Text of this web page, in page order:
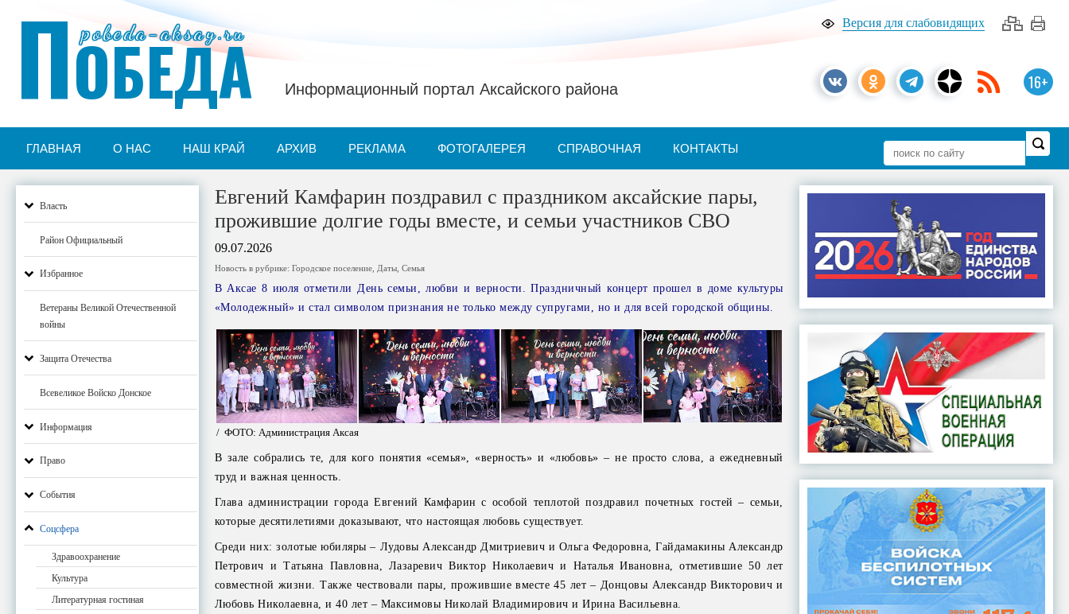
Версия для слабовидящих
16+
pobeda-aksay.ru
ПОБЕДА Информационный портал Аксайского района
ГЛАВНАЯ О НАС НАШ КРАЙ АРХИВ РЕКЛАМА ФОТОГАЛЕРЕЯ СПРАВОЧНАЯ КОНТАКТЫ
Власть
Район Официальный
Избранное
Ветераны Великой Отечественной
войны
Защита Отечества
Всевеликое Войско Донское
Информация
Право
События
Соцсфера
Здравоохранение
Культура
Литературная гостиная
Евгений Камфарин поздравил с праздником аксайские пары,
прожившие долгие годы вместе, и семьи участников СВО
09.07.2026
Новость в рубрике: Городское поселение, Даты, Семья
В Аксае 8 июля отметили День семьи, любви и верности. Праздничный концерт прошел в доме культуры
«Молодежный» и стал символом признания не только между супругами, но и для всей городской общины.
/ ФОТО: Администрация Аксая
В зале собрались те, для кого понятия «семья», «верность» и «любовь» – не просто слова, а ежедневный
труд и важная ценность.
Глава администрации города Евгений Камфарин с особой теплотой поздравил почетных гостей – семьи,
которые десятилетиями доказывают, что настоящая любовь существует.
Среди них: золотые юбиляры – Лудовы Александр Дмитриевич и Ольга Федоровна, Гайдамакины Александр
Петрович и Татьяна Павловна, Лазаревич Виктор Николаевич и Наталья Ивановна, отметившие 50 лет
совместной жизни. Также чествовали пары, прожившие вместе 45 лет – Донцовы Александр Викторович и
Любовь Николаевна, и 40 лет – Максимовы Николай Владимирович и Ирина Васильевна.